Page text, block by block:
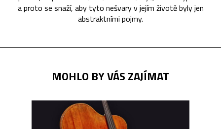
a proto se snaží, aby tyto nešvary v jejím životě byly jen
abstraktními pojmy.
MOHLO BY VÁS ZAJÍMAT